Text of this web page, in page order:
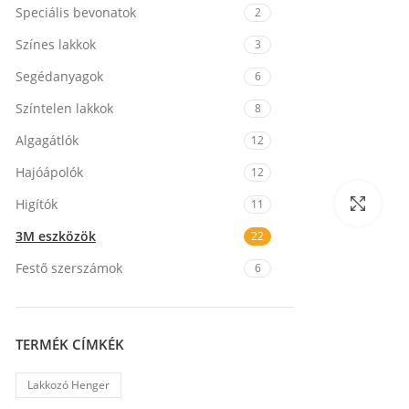
Speciális bevonatok 2
Színes lakkok 3
Segédanyagok 6
Színtelen lakkok 8
Algagátlók 12
Hajóápolók 12
Higítók 11
3M eszközök 22
Festő szerszámok 6
TERMÉK CÍMKÉK
Lakkozó Henger